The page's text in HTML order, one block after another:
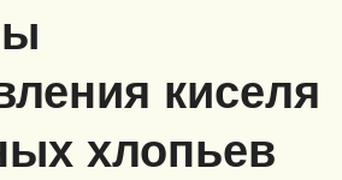
киселя
хлопьев